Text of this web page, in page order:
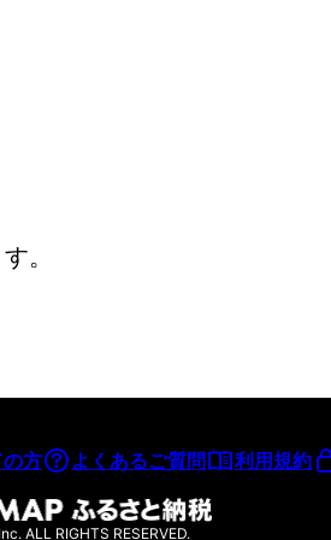
。
方 よくあるご質問 利用規約
ALL RIGHTS RESERVED.